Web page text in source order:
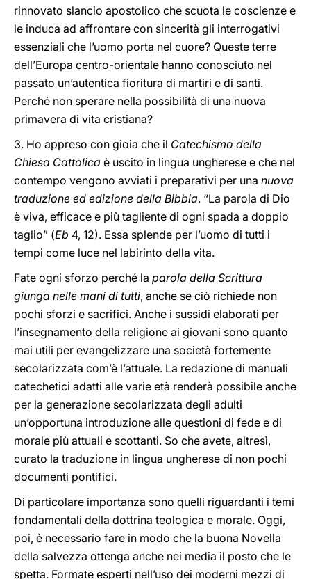
rinnovato slancio apostolico che scuota le coscienze e
le induca ad affrontare con sincerità gli interrogativi
essenziali che l’uomo porta nel cuore? Queste terre
dell’Europa centro-orientale hanno conosciuto nel
passato un’autentica fioritura di martiri e di santi.
Perché non sperare nella possibilità di una nuova
primavera di vita cristiana?
3. Ho appreso con gioia che il Catechismo della
Chiesa Cattolica è uscito in lingua ungherese e che nel
contempo vengono avviati i preparativi per una nuova
traduzione ed edizione della Bibbia. “La parola di Dio
è viva, efficace e più tagliente di ogni spada a doppio
taglio” (Eb 4, 12). Essa splende per l’uomo di tutti i
tempi come luce nel labirinto della vita.
Fate ogni sforzo perché la parola della Scrittura
giunga nelle mani di tutti, anche se ciò richiede non
pochi sforzi e sacrifici. Anche i sussidi elaborati per
l’insegnamento della religione ai giovani sono quanto
mai utili per evangelizzare una società fortemente
secolarizzata com’è l’attuale. La redazione di manuali
catechetici adatti alle varie età renderà possibile anche
per la generazione secolarizzata degli adulti
un’opportuna introduzione alle questioni di fede e di
morale più attuali e scottanti. So che avete, altresì,
curato la traduzione in lingua ungherese di non pochi
documenti pontifici.
Di particolare importanza sono quelli riguardanti i temi
fondamentali della dottrina teologica e morale. Oggi,
poi, è necessario fare in modo che la buona Novella
della salvezza ottenga anche nei media il posto che le
spetta. Formate esperti nell’uso dei moderni mezzi di